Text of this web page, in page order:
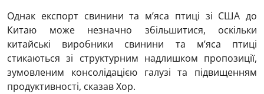
Однак експорт свинини та м’яса птиці зі США до
Китаю може незначно збільшитися, оскільки
китайські виробники свинини та м’яса птиці
стикаються зі структурним надлишком пропозиції,
зумовленим консолідацією галузі та підвищенням
продуктивності, сказав Хор.